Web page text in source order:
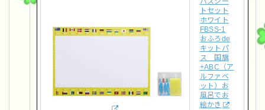
トセット
ホワイト
FBSS-1
おふろde
キットパ
ス 国旗
+ABC（ア
ルファベ
ット）お
風呂でお
絵かき